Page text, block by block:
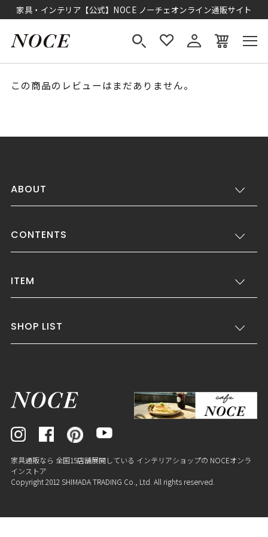
家具・インテリア【公式】NOCE ノーチェオンライン通販サイト
この商品のレビューはまだありません。
ABOUT
CONTENTS
ITEM
SHOP LIST
家具通販なら 全国15店舗展開している インテリアショップの NOCEオンラ
インストア
Copyright 2012 SHIMADA TRADING Co., Ltd. All rights reserved.